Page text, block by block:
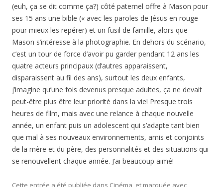
(euh, ça se dit comme ça?) côté paternel offre à Mason pour
ses 15 ans une bible (« avec les paroles de Jésus en rouge
pour mieux les repérer) et un fusil de famille, alors que
Mason s’intéresse à la photographie. En dehors du scénario,
c’est un tour de force d’avoir pu garder pendant 12 ans les
quatre acteurs principaux (d’autres apparaissent,
disparaissent au fil des ans), surtout les deux enfants,
j’imagine qu’une fois devenus presque adultes, ça ne devait
peut-être plus être leur priorité dans la vie! Presque trois
heures de film, mais avec une relance à chaque nouvelle
année, un enfant puis un adolescent qui s’adapte tant bien
que mal à ses nouveaux environnements, amis et conjoints
de la mère et du père, des personnalités et des situations qui
se renouvellent chaque année. J’ai beaucoup aimé!
Cette entrée a été publiée dans Cinéma , et marquée avec